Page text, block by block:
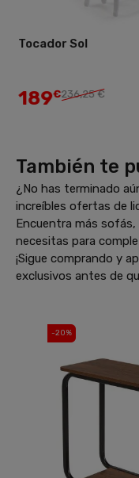
También te
¿No has terminado
increíbles ofertas de
Encuentra más
necesitas para
¡Sigue comprando y
exclusivos antes de
-20%